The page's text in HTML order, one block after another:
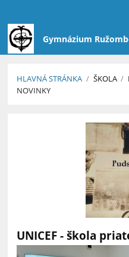
Gymnázium
HLAVNÁ STRÁNKA / ŠKOLA /
NOVINKY
UNICEF - škola